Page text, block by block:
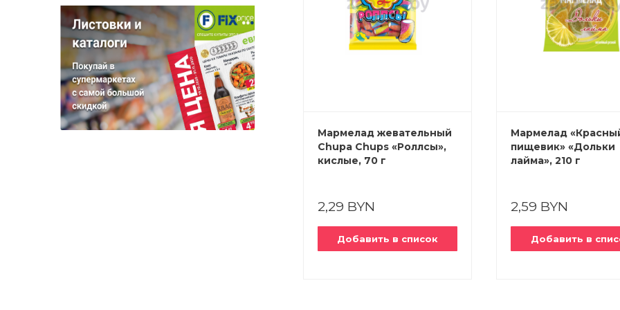
Мармелад жевательный
Chupa Chups «Роллсы»,
кислые, 70 г
2,29 BYN
Добавить в список
Мармелад
пищевик» «Дольки
лайма», 210 г
2,59 BYN
Добавить в